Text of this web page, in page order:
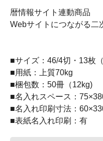
暦情報サイト連動商品
Webサイトにつながる二
■サイズ：46/4切・13枚
■用紙：上質70kg
■梱包数：50冊（12kg)
■名入れスペース：
■名入れ印刷寸法：
■表紙名入れ印刷：有